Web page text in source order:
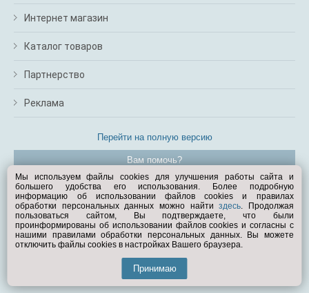
Интернет магазин
Каталог товаров
Партнерство
Реклама
Перейти на полную версию
Вам помочь?
© Exist.ru 1998—2026
Мы используем файлы cookies для улучшения работы сайта и
большего удобства его использования. Более подробную
информацию об использовании файлов cookies и правилах
обработки персональных данных можно найтиздесь. Продолжая
пользоваться сайтом, Вы подтверждаете, что были
проинформированы об использовании файлов cookies и согласны с
нашими правилами обработки персональных данных. Вы можете
отключить файлы cookies в настройках Вашего браузера.
Принимаю